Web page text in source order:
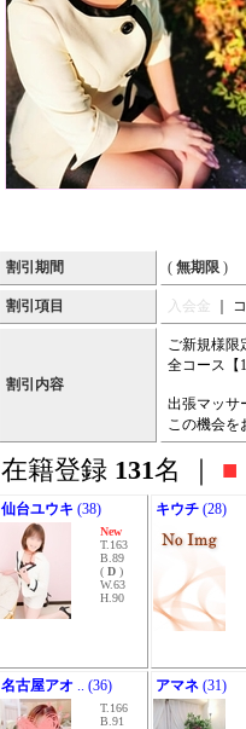
割引期間 ( 無期限 )
割引項目 入会金 ｜
割引内容
ご新規様限
全コース【
出張マッサ
この機会を
在籍登録 131名 ｜ ■
仙台ユウキ (38)
New
T.163
B.89
( D )
W.63
H.90
キウチ (28)
名古屋アオ .. (36)
T.166
B.91
アマネ (31)